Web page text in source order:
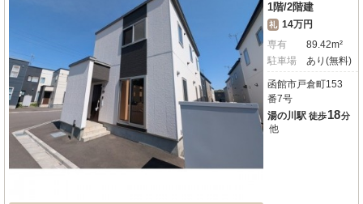
1階/2階建
礼 14万円
専有
89.42m²
駐車場
あり(無料)
函館市戸倉町153
番7号
湯の川駅 徒歩18分
他